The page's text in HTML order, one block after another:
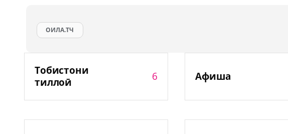
ОИЛА.ТЧ
Тобистони
тиллоӣ
6 Афиша